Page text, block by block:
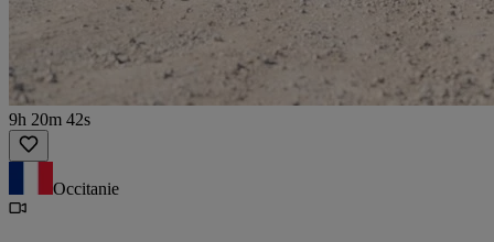
9h 20m 42s
Occitanie